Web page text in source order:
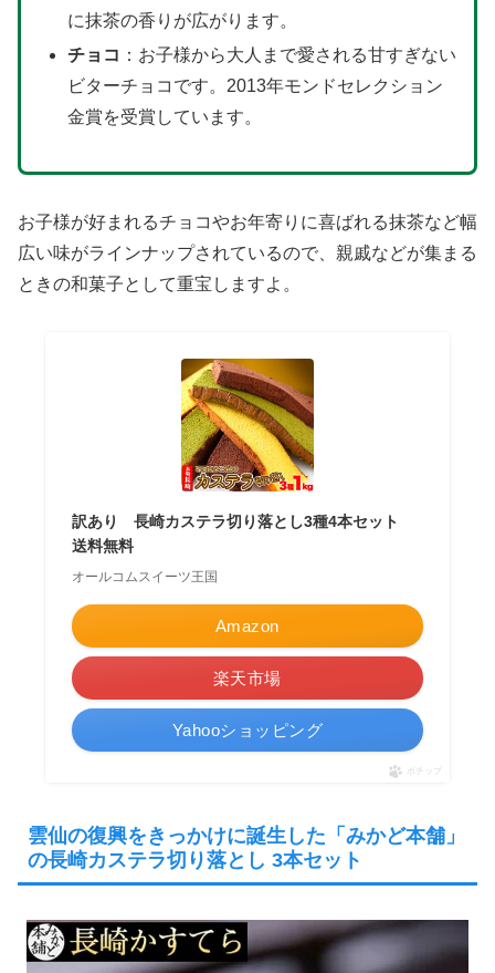
に抹茶の香りが広がります。
チョコ ：お子様から大人まで愛される甘すぎない
ビターチョコです。2013年モンドセレクション
金賞を受賞しています。
お子様が好まれるチョコやお年寄りに喜ばれる抹茶など幅
広い味がラインナップされているので、親戚などが集まる
ときの和菓子として重宝しますよ。
訳あり 長崎カステラ切り落とし3種4本セット
送料無料
オールコムスイーツ王国
Amazon
楽天市場
Yahooショッピング
ポチップ
雲仙の復興をきっかけに誕生した‎「みかど本舗」
の長崎カステラ切り落とし 3本セット